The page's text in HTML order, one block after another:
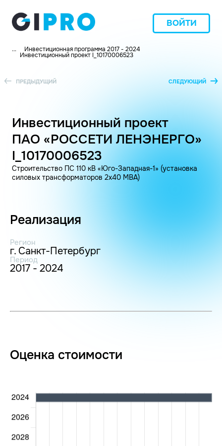
ВОЙТИ
... Инвестиционная программа 2017 - 2024
Инвестиционный проект I_10170006523
ПРЕДЫДУЩИЙ СЛЕДУЮЩИЙ
Инвестиционный проект
ПАО «РОССЕТИ ЛЕНЭНЕРГО»
I_10170006523
Строительство ПС 110 кВ «Юго-Западная-1» (установка
силовых трансформаторов 2х40 МВА)
Реализация
Регион
г. Санкт-Петербург
Период
2017 - 2024
Оценка стоимости